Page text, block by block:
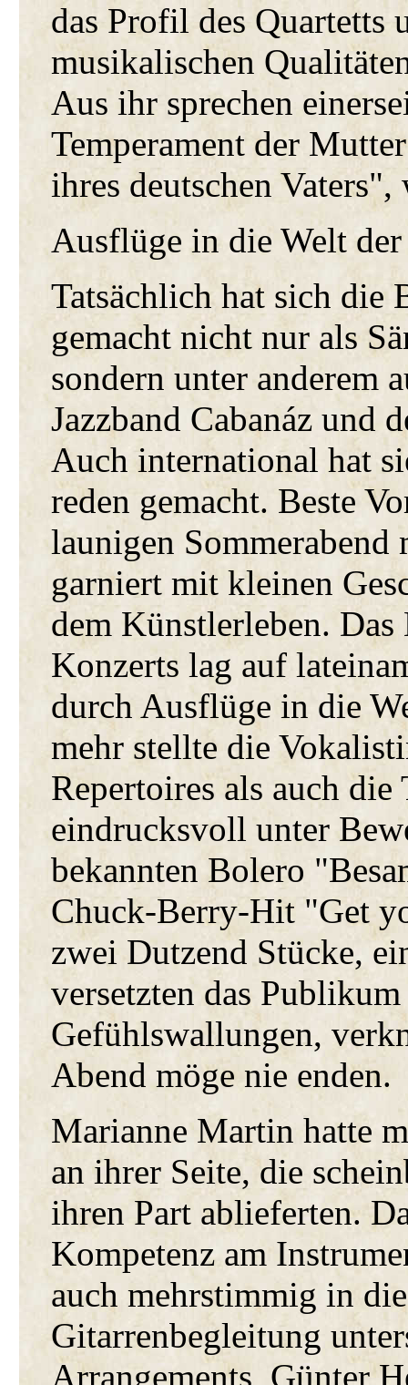
das Profil des Quartetts
musikalischen
Aus ihr sprechen
Temperament der
ihres deutschen
Ausflüge in die Welt der
Tatsächlich hat sich die
gemacht nicht nur als
sondern unter anderem
Jazzband Cabanáz und
Auch international hat
reden gemacht. Beste
launigen
garniert mit kleinen
dem Künstlerleben. Das
Konzerts lag auf
durch Ausflüge in die
mehr stellte die
Repertoires als auch
eindrucksvoll unter
bekannten Bolero
Chuck-Berry-Hit "Get
zwei Dutzend Stücke,
versetzten das
Gefühlswallungen,
Abend möge nie enden.
Marianne Martin hatte
an ihrer Seite, die
ihren Part ablieferten.
Kompetenz am
auch mehrstimmig in
Gitarrenbegleitung
Arrangements, Günter